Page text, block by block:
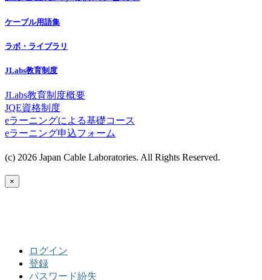
ケーブル用語集
ラボ・ライブラリ
JLabs教育制度
JLabs教育制度概要
JQE資格制度
eラーニングによる基礎コース
eラーニング申込フォーム
(c) 2026 Japan Cable Laboratories. All Rights Reserved.
×
ログイン
登録
パスワード紛失